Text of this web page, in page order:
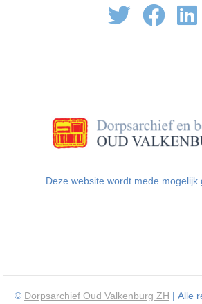
Deze website wordt mede mogelijk
© Dorpsarchief Oud Valkenburg ZH | Alle